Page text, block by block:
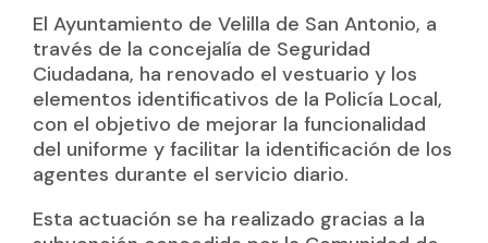
El Ayuntamiento de Velilla de San Antonio, a
través de la concejalía de Seguridad
Ciudadana, ha renovado el vestuario y los
elementos identificativos de la Policía Local,
con el objetivo de mejorar la funcionalidad
del uniforme y facilitar la identificación de los
agentes durante el servicio diario.
Esta actuación se ha realizado gracias a la